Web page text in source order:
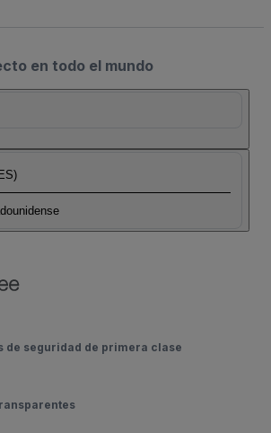
en todo el mundo
de seguridad de primera clase